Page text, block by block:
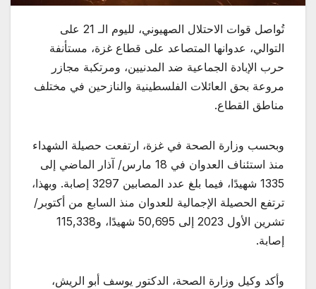
تُواصل قوات الاحتلال الصهيوني، لليوم الـ 21 على
التوالي، عدوانها المتصاعد على قطاع غزة، مستأنفة
حرب الإبادة الجماعية ضد المدنيين، ومرتكبة مجازر
مروعة بحق العائلات الفلسطينية والنازحين في مختلف
مناطق القطاع.
وبحسب وزارة الصحة في غزة، ارتفعت حصيلة الشهداء
منذ استئناف العدوان في 18 مارس/ آذار الماضي إلى
1335 شهيدًا، فيما بلغ عدد المصابين 3297 إصابة. وبهذا،
ترتفع الحصيلة الإجمالية للعدوان منذ السابع من أكتوبر/
تشرين الأول 2023 إلى 50,695 شهيدًا، و115,338
إصابة.
وأكد وكيل وزارة الصحة، الدكتور يوسف أبو الريش،